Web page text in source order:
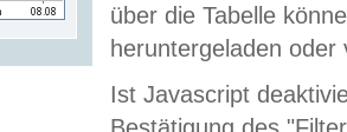
über die Tabelle
heruntergeladen oder
Ist Javascript